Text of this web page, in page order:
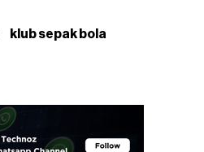
klub sepak bola